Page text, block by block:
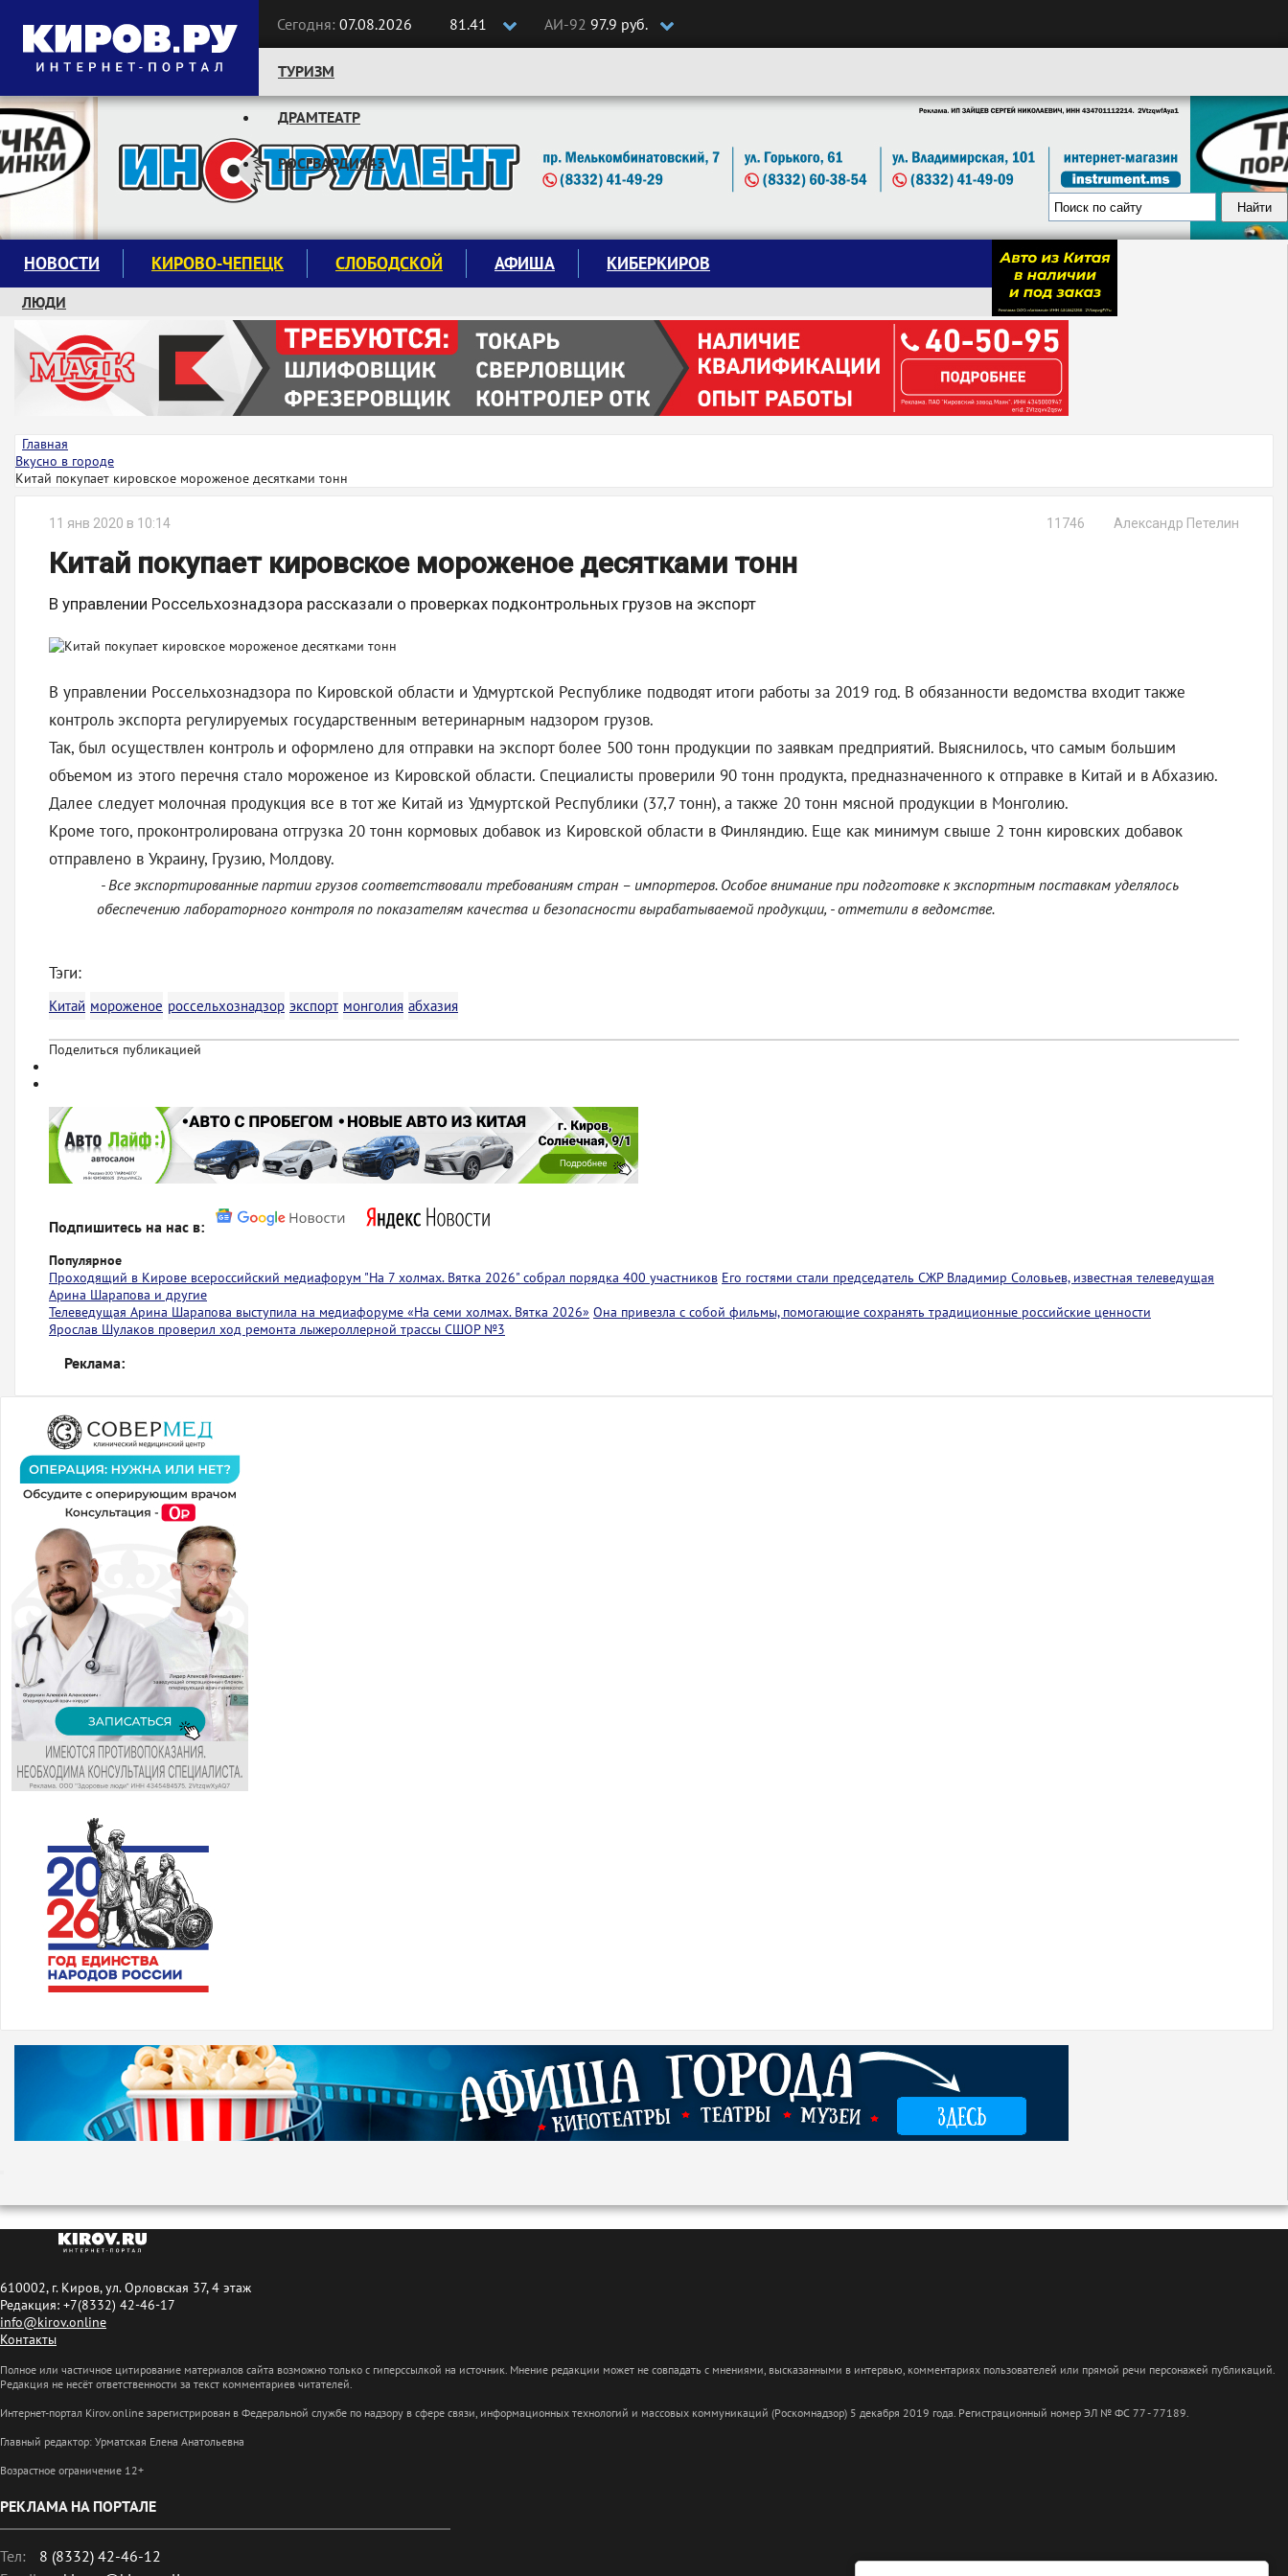
Сегодня: 07.08.2026 81.41 АИ-92 97.9 руб.
Следите за новостями:
ТУРИЗМ
ДРАМТЕАТР
РОСГВАРДИЯ43
НОВОСТИ КИРОВО-ЧЕПЕЦК СЛОБОДСКОЙ АФИША КИБЕРКИРОВ
ЛЮДИ
КРУЖКИ И СЕКЦИИ
ЗАВОДУ "МАЯК" 85 ЛЕТ
ЭКОЛОГИЯ
Главная
Вкусно в городе
Китай покупает кировское мороженое десятками тонн
11 янв 2020 в 10:14 Александр Петелин
11746
Китай покупает кировское мороженое десятками тонн
В управлении Россельхознадзора рассказали о проверках подконтрольных грузов на экспорт
В управлении Россельхознадзора по Кировской области и Удмуртской Республике подводят итоги работы за 2019 год. В обязанности ведомства входит также
контроль экспорта регулируемых государственным ветеринарным надзором грузов.
Так, был осуществлен контроль и оформлено для отправки на экспорт более 500 тонн продукции по заявкам предприятий. Выяснилось, что самым большим
объемом из этого перечня стало мороженое из Кировской области. Специалисты проверили 90 тонн продукта, предназначенного к отправке в Китай и в Абхазию.
Далее следует молочная продукция все в тот же Китай из Удмуртской Республики (37,7 тонн), а также 20 тонн мясной продукции в Монголию.
Кроме того, проконтролирована отгрузка 20 тонн кормовых добавок из Кировской области в Финляндию. Еще как минимум свыше 2 тонн кировских добавок
отправлено в Украину, Грузию, Молдову.
- Все экспортированные партии грузов соответствовали требованиям стран – импортеров. Особое внимание при подготовке к экспортным поставкам уделялось
обеспечению лабораторного контроля по показателям качества и безопасности вырабатываемой продукции, - отметили в ведомстве.
Тэги:
Китай мороженое россельхознадзор экспорт монголия абхазия
Поделиться публикацией
Подпишитесь на нас в:
Популярное
Проходящий в Кирове всероссийский медиафорум "На 7 холмах. Вятка 2026" собрал порядка 400 участников Его гостями стали председатель СЖР Владимир Соловьев, известная телеведущая
Арина Шарапова и другие
Телеведущая Арина Шарапова выступила на медиафоруме «На семи холмах. Вятка 2026» Она привезла с собой фильмы, помогающие сохранять традиционные российские ценности
Ярослав Шулаков проверил ход ремонта лыжероллерной трассы СШОР №3
Реклама:
610002, г. Киров, ул. Орловская 37, 4 этаж
Редакция: +7(8332) 42-46-17
info@kirov.online
Контакты
Полное или частичное цитирование материалов сайта возможно только с гиперссылкой на источник. Мнение редакции может не совпадать с мнениями, высказанными в интервью, комментариях пользователей или прямой речи персонажей публикаций.
Редакция не несёт ответственности за текст комментариев читателей.
Интернет-портал Kirov.online зарегистрирован в Федеральной службе по надзору в сфере связи, информационных технологий и массовых коммуникаций (Роскомнадзор) 5 декабря 2019 года. Регистрационный номер ЭЛ № ФС 77 - 77189.
Главный редактор: Урматская Елена Анатольевна
Возрастное ограничение 12+
РЕКЛАМА НА ПОРТАЛЕ
Тел:
8 (8332) 42-46-12